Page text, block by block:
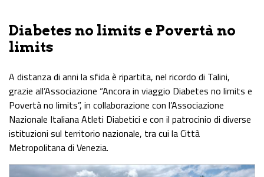
Diabetes no limits e Povertà no
limits
A distanza di anni la sfida è ripartita, nel ricordo di Talini,
grazie all’Associazione “Ancora in viaggio Diabetes no limits e
Povertà no limits”, in collaborazione con l’Associazione
Nazionale Italiana Atleti Diabetici e con il patrocinio di diverse
istituzioni sul territorio nazionale, tra cui la Città
Metropolitana di Venezia.